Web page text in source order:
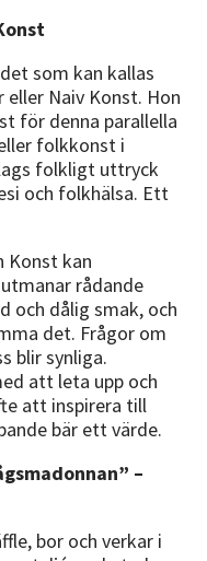
som kan kallas
Naiv Konst. Hon
för denna parallella
folkkonst i
folkligt uttryck
och folkhälsa. Ett
Konst kan
rådande
och dålig smak, och
det. Frågor om
blir synliga.
att leta upp och
att inspirera till
bär ett värde.
–
bor och verkar i